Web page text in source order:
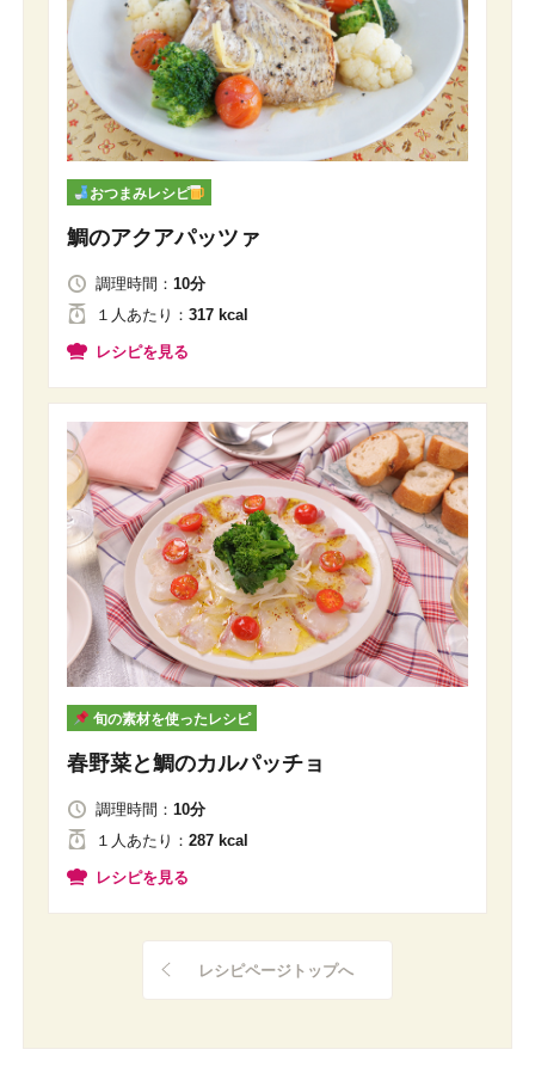
おつまみレシピ
鯛のアクアパッツァ
調理時間： 10分
１人 あたり ： 317 kcal
レシピを見る
旬の素材を使ったレシピ
春野菜と鯛のカルパッチョ
調理時間： 10分
１人あたり ： 287 kcal
レシピを見る
レシピページトップへ